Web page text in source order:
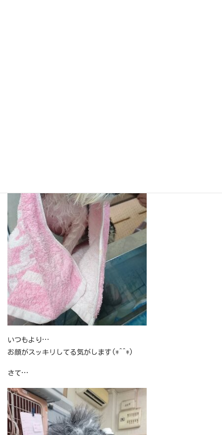
いつもより…
お顔がスッキリしてる気がします(*^^*)
さて…